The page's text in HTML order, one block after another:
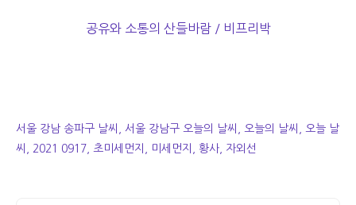
공유와 소통의 산들바람 / 비프리박
서울 강남 송파구 날씨, 서울 강남구 오늘의 날씨, 오늘의 날씨, 오늘 날
씨, 2021 0917, 초미세먼지, 미세먼지, 황사, 자외선